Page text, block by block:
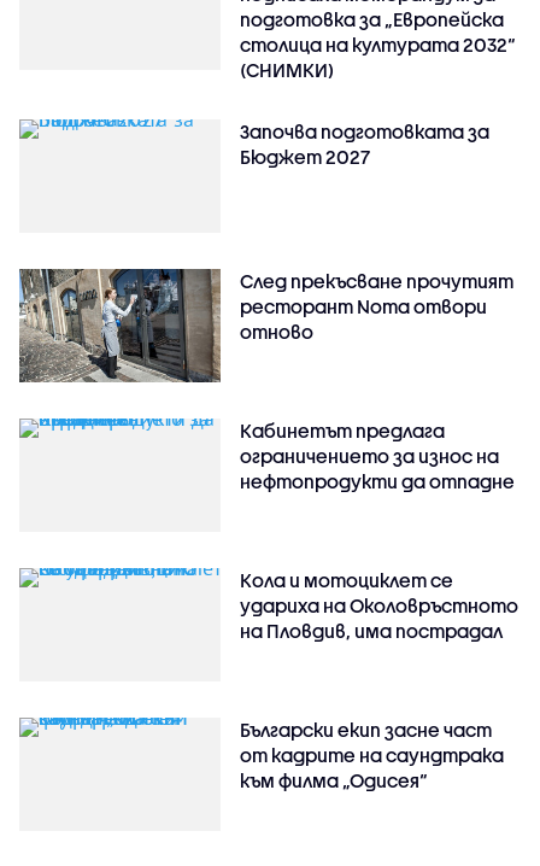
подготовка за „Европейска
столица на културата 2032“
(СНИМКИ)
Започва подготовката за
Бюджет 2027
След прекъсване прочутият
ресторант Noma отвори
отново
Кабинетът предлага
ограничението за износ на
нефтопродукти да отпадне
Кола и мотоциклет се
удариха на Околовръстното
на Пловдив, има пострадал
Български екип засне част
от кадрите на саундтрака
към филма „Одисея“